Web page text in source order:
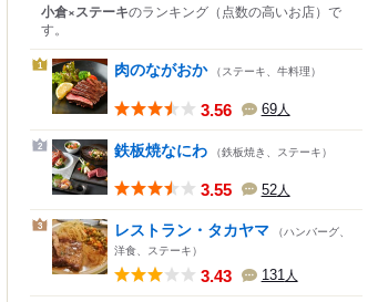
小倉×ステーキのランキング （点数の高いお店） で
す。
1 肉のながおか （ステーキ、牛料理）
3.56 69人
2 鉄板焼なにわ （鉄板焼き、ステーキ）
3.55 52人
3 レストラン・タカヤマ （ハンバーグ、
洋食、ステーキ）
3.43 131人